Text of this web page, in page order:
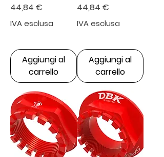
Prezzo
44,84 €
IVA esclusa
Aggiungi al
carrello
Prezzo
44,84 €
IVA esclusa
Aggiungi al
carrello